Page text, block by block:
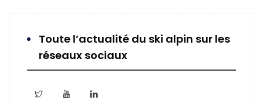
Toute l’actualité du ski alpin sur les
réseaux sociaux